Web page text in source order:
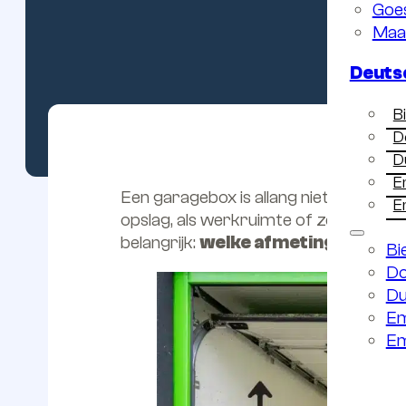
Een garagebox is allang niet meer
opslag, als werkruimte of zelfs als
belangrijk: welke afmetingen heeft